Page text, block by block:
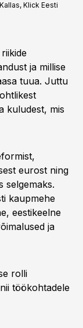
Klick Eesti
ja millise
tuua. Juttu
kuludest, mis
eurost ning
selgemaks.
kaupmehe
eestikeelne
ja
rolli
töökohtadele